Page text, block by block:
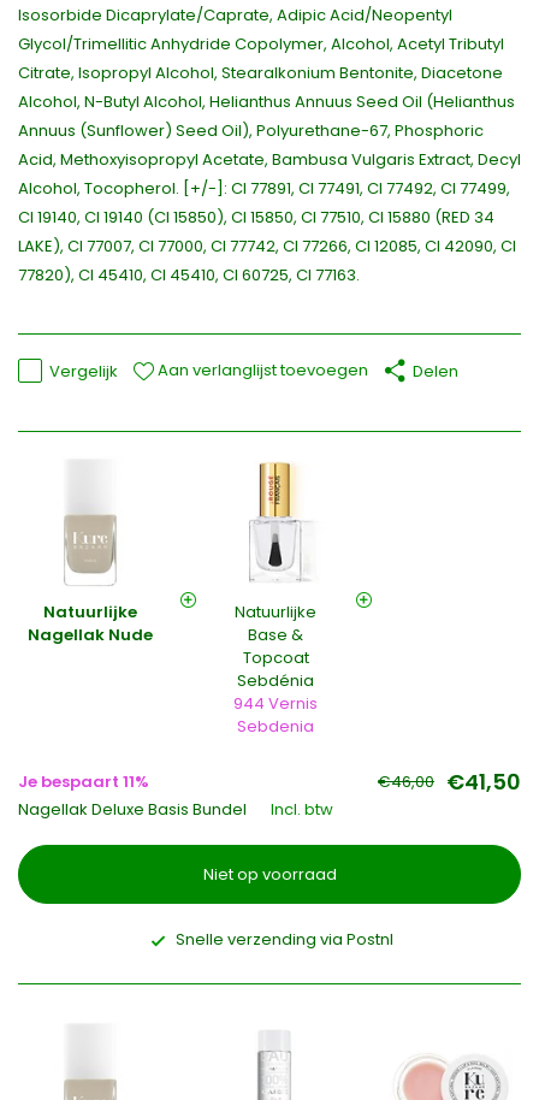
Isosorbide Dicaprylate/Caprate, Adipic Acid/Neopentyl
Glycol/Trimellitic Anhydride Copolymer, Alcohol, Acetyl Tributyl
Citrate, Isopropyl Alcohol, Stearalkonium Bentonite, Diacetone
Alcohol, N-Butyl Alcohol, Helianthus Annuus Seed Oil (Helianthus
Annuus (Sunflower) Seed Oil), Polyurethane-67, Phosphoric
Acid, Methoxyisopropyl Acetate, Bambusa Vulgaris Extract, Decyl
Alcohol, Tocopherol. [+/-]: CI 77891, CI 77491, CI 77492, CI 77499,
CI 19140, CI 19140 (CI 15850), CI 15850, CI 77510, CI 15880 (RED 34
LAKE), CI 77007, CI 77000, CI 77742, CI 77266, CI 12085, CI 42090, CI
77820), CI 45410, CI 45410, CI 60725, CI 77163.
Vergelijk Aan verlanglijst toevoegen Delen
Natuurlijke
Nagellak Nude
Natuurlijke
Base &
Topcoat
Sebdénia
944 Vernis
Sebdenia
Je bespaart 11% €46,00 €41,50
Nagellak Deluxe Basis Bundel Incl. btw
Niet op voorraad
Snelle verzending via Postnl